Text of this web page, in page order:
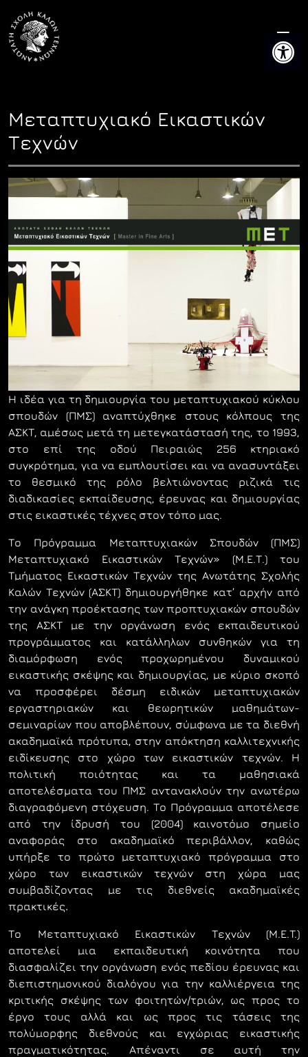
content
Μεταπτυχιακό Εικαστικών
Τεχνών
Η ιδέα για τη δηµιουργία του μεταπτυχιακού κύκλου
σπουδών (ΠΜΣ) αναπτύχθηκε στους κόλπους της
ΑΣΚΤ, αµέσως µετά τη µετεγκατάστασή της, το 1993,
στο επί της οδού Πειραιώς 256 κτηριακό
συγκρότηµα, για να εµπλουτίσει και να ανασυντάξει
το θεσµικό της ρόλο βελτιώνοντας ριζικά τις
διαδικασίες εκπαίδευσης, έρευνας και δηµιουργίας
στις εικαστικές τέχνες στον τόπο µας.
Το Πρόγραµµα Μεταπτυχιακών Σπουδών (ΠΜΣ)
Μεταπτυχιακό Εικαστικών Τεχνών» (Μ.Ε.Τ.) του
Τµήµατος Εικαστικών Τεχνών της Ανωτάτης Σχολής
Καλών Τεχνών (ΑΣΚΤ) δηµιουργήθηκε κατ’ αρχήν από
την ανάγκη προέκτασης των προπτυχιακών σπουδών
της ΑΣΚΤ µε την οργάνωση ενός εκπαιδευτικού
προγράµµατος και κατάλληλων συνθηκών για τη
διαµόρφωση ενός προχωρηµένου δυναµικού
εικαστικής σκέψης και δηµιουργίας, µε κύριο σκοπό
να προσφέρει δέσµη ειδικών µεταπτυχιακών
εργαστηριακών και θεωρητικών µαθηµάτων-
σεµιναρίων που αποβλέπουν, σύµφωνα µε τα διεθνή
ακαδηµαϊκά πρότυπα, στην απόκτηση καλλιτεχνικής
ειδίκευσης στο χώρο των εικαστικών τεχνών. H
πολιτική ποιότητας και τα μαθησιακά
αποτελέσματα του ΠΜΣ αντανακλούν την ανωτέρω
διαγραφόμενη στόχευση. Το Πρόγραµµα αποτέλεσε
από την ίδρυσή του (2004) καινοτόµο σηµείο
αναφοράς στο ακαδηµαϊκό περιβάλλον, καθώς
υπήρξε το πρώτο µεταπτυχιακό πρόγραµµα στο
χώρο των εικαστικών τεχνών στη χώρα µας
συµβαδίζοντας µε τις διεθνείς ακαδηµαϊκές
πρακτικές.
Το Μεταπτυχιακό Εικαστικών Τεχνών (M.E.T.)
αποτελεί µια εκπαιδευτική κοινότητα που
διασφαλίζει την οργάνωση ενός πεδίου έρευνας και
διεπιστηµονικού διαλόγου για την καλλιέργεια της
κριτικής σκέψης των φοιτητών/τριών, ως προς το
έργο τους αλλά και ως προς τις τάσεις της
πολύµορφης διεθνούς και εγχώριας εικαστικής
πραγµατικότητας. Απέναντι σε αυτή την